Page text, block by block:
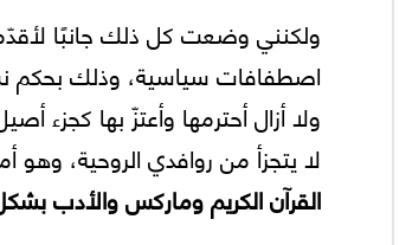
ولكنني وضعت كل ذلك جانبًا
اصطفافات سياسية، وذلك بحكم
ولا أزال أحترمها وأعتزّ بها كجزء
لا يتجزأ من روافدي الروحية،
القرآن الكريم وماركس والأدب